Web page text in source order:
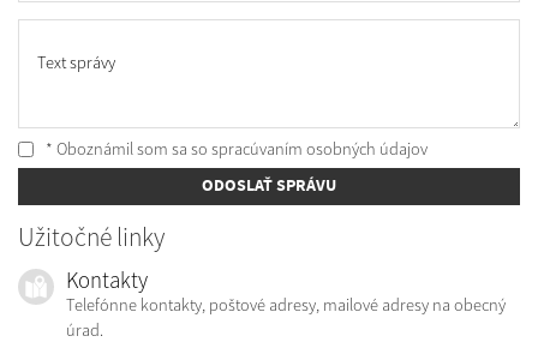
Text správy
* Oboznámil som sa so spracúvaním osobných údajov
ODOSLAŤ SPRÁVU
Užitočné linky
Kontakty
Telefónne kontakty, poštové adresy, mailové adresy na obecný
úrad.